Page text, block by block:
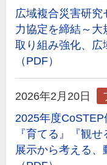
広域複合災害研究
力協定を締結～大
取り組み強化、広
（PDF）
2026年2月20日
2025年度
『育てる』『観
展示から考える